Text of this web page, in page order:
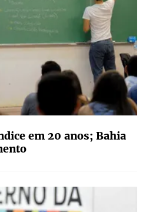
em 20 anos; Bahia